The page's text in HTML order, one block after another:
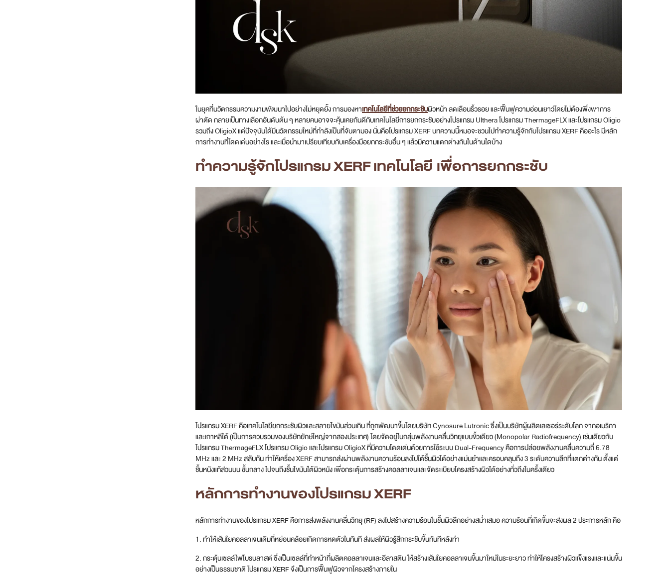
ในยุคที่นวัตกรรมความงามพัฒนาไปอย่างไม่หยุดยั้ง การมองหาเทคโนโลยีที่ช่วยยกกระชับผิวหน้า ลดเลือนริ้วรอย และฟื้นฟูความอ่อนเยาว์โดยไม่ต้องพึ่งพาการ
ผ่าตัด กลายเป็นทางเลือกอันดับต้น ๆ หลายคนอาจจะคุ้นเคยกันดีกับเทคโนโลยีการยกกระชับอย่างโปรแกรม Ulthera โปรแกรม ThermageFLX และโปรแกรม Oligio
รวมถึง OligioX แต่ปัจจุบันได้มีนวัตกรรมใหม่ที่กำลังเป็นที่จับตามอง นั่นคือโปรแกรม XERF บทความนี้หมอจะชวนไปทำความรู้จักกับโปรแกรม XERF คืออะไร มีหลัก
การทำงานที่โดดเด่นอย่างไร และเมื่อนำมาเปรียบเทียบกับเครื่องมือยกกระชับอื่น ๆ แล้วมีความแตกต่างกันในด้านใดบ้าง
ทำความรู้จักโปรแกรมXERFเทคโนโลยี เพื่อการยกกระชับ
โปรแกรม XERF คือเทคโนโลยียกกระชับผิวและสลายไขมันส่วนเกิน ที่ถูกพัฒนาขึ้นโดยบริษัท Cynosure Lutronic ซึ่งเป็นบริษัทผู้ผลิตเลเซอร์ระดับโลก จากอเมริกา
และเกาหลีใต้ (เป็นการควบรวมของบริษัทยักษ์ใหญ่จากสองประเทศ) โดยจัดอยู่ในกลุ่มพลังงานคลื่นวิทยุแบบขั้วเดียว (Monopolar Radiofrequency) เช่นเดียวกับ
โปรแกรม ThermageFLX โปรแกรม Oligio และโปรแกรม OligioX ที่มีความโดดเด่นด้วยการใช้ระบบ Dual-Frequency คือการปล่อยพลังงานคลื่นความถี่ 6.78
MHz และ 2 MHz สลับกัน ทำให้เครื่อง XERF สามารถส่งผ่านพลังงานความร้อนลงไปใต้ชั้นผิวได้อย่างแม่นยำและครอบคลุมถึง 3 ระดับความลึกที่แตกต่างกัน ตั้งแต่
ชั้นหนังแท้ส่วนบน ชั้นกลาง ไปจนถึงชั้นไขมันใต้ผิวหนัง เพื่อกระตุ้นการสร้างคอลลาเจนและจัดระเบียบโครงสร้างผิวได้อย่างทั่วถึงในครั้งเดียว
หลักการทำงานของโปรแกรมXERF
หลักการทำงานของโปรแกรม XERF คือการส่งพลังงานคลื่นวิทยุ (RF) ลงไปสร้างความร้อนในชั้นผิวลึกอย่างสม่ำเสมอ ความร้อนที่เกิดขึ้นจะส่งผล 2 ประการหลัก คือ
1. ทำให้เส้นใยคอลลาเจนเดิมที่หย่อนคล้อยเกิดการหดตัวในทันที ส่งผลให้ผิวรู้สึกกระชับขึ้นทันทีหลังทำ
2. กระตุ้นเซลล์ไฟโบรบลาสต์ ซึ่งเป็นเซลล์ที่ทำหน้าที่ผลิตคอลลาเจนและอีลาสติน ให้สร้างเส้นใยคอลลาเจนขึ้นมาใหม่ในระยะยาว ทำให้โครงสร้างผิวแข็งแรงและแน่นขึ้น
อย่างเป็นธรรมชาติ โปรแกรม XERF จึงเป็นการฟื้นฟูผิวจากโครงสร้างภายใน